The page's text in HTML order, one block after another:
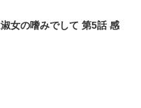
女の嗜みでして 第5話 感